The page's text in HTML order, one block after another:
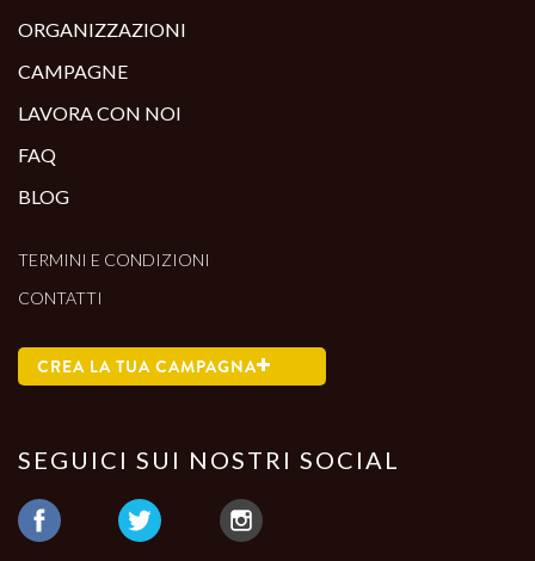
ORGANIZZAZIONI
CAMPAGNE
LAVORA CON NOI
FAQ
BLOG
TERMINI E CONDIZIONI
CONTATTI
CREA LA TUA CAMPAGNA
SEGUICI SUI NOSTRI SOCIAL